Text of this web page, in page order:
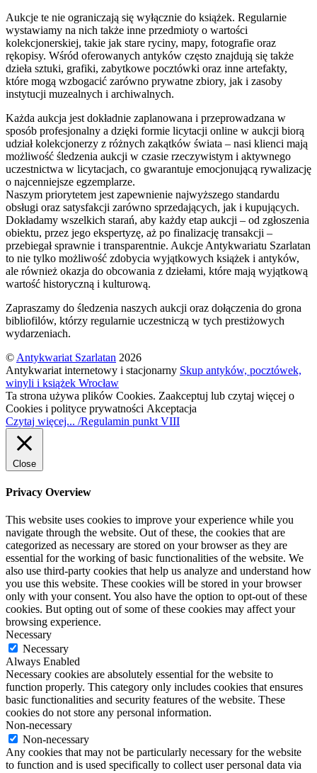
Aukcje te nie ograniczają się wyłącznie do książek. Regularnie
wystawiamy na nich także inne przedmioty o wartości
kolekcjonerskiej, takie jak stare ryciny, mapy, fotografie oraz
rękopisy. Wśród oferowanych antyków często znajdują się także
dzieła sztuki, grafiki, zabytkowe pocztówki oraz inne artefakty,
które mogą wzbogacić zarówno prywatne zbiory, jak i zasoby
instytucji muzealnych i archiwalnych.
Każda aukcja jest dokładnie zaplanowana i przeprowadzana w
sposób profesjonalny a dzięki formie licytacji online w aukcji biorą
udział kolekcjonerzy z różnych zakątków świata – nasi klienci mają
możliwość śledzenia aukcji w czasie rzeczywistym i aktywnego
uczestnictwa w licytacjach, co gwarantuje emocjonującą rywalizację
o najcenniejsze egzemplarze.
Naszym priorytetem jest zapewnienie najwyższego standardu
obsługi oraz satysfakcji zarówno sprzedających, jak i kupujących.
Dokładamy wszelkich starań, aby każdy etap aukcji – od zgłoszenia
obiektu, przez jego ekspertyzę, aż po finalizację transakcji –
przebiegał sprawnie i transparentnie. Aukcje Antykwariatu Szarlatan
to nie tylko możliwość zdobycia wyjątkowych książek i antyków,
ale również okazja do obcowania z dziełami, które mają wyjątkową
wartość historyczną i kulturową.
Zapraszamy do śledzenia naszych aukcji oraz dołączenia do grona
bibliofilów, którzy regularnie uczestniczą w tych prestiżowych
wydarzeniach.
© Antykwariat Szarlatan 2026
Antykwariat internetowy i stacjonarny Skup antyków, pocztówek,
winyli i książek Wrocław
Ta strona używa plików Cookies. Zaakceptuj lub czytaj więcej o
Cookies i polityce prywatności Akceptacja
Czytaj więcej... /Regulamin punkt VIII
Close
Privacy Overview
This website uses cookies to improve your experience while you
navigate through the website. Out of these, the cookies that are
categorized as necessary are stored on your browser as they are
essential for the working of basic functionalities of the website. We
also use third-party cookies that help us analyze and understand how
you use this website. These cookies will be stored in your browser
only with your consent. You also have the option to opt-out of these
cookies. But opting out of some of these cookies may affect your
browsing experience.
Necessary
Necessary
Always Enabled
Necessary cookies are absolutely essential for the website to
function properly. This category only includes cookies that ensures
basic functionalities and security features of the website. These
cookies do not store any personal information.
Non-necessary
Non-necessary
Any cookies that may not be particularly necessary for the website
to function and is used specifically to collect user personal data via